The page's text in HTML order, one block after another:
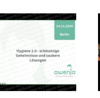
KLS Martin
Group – Nancy
Dietrich über
die
Aufbereitung